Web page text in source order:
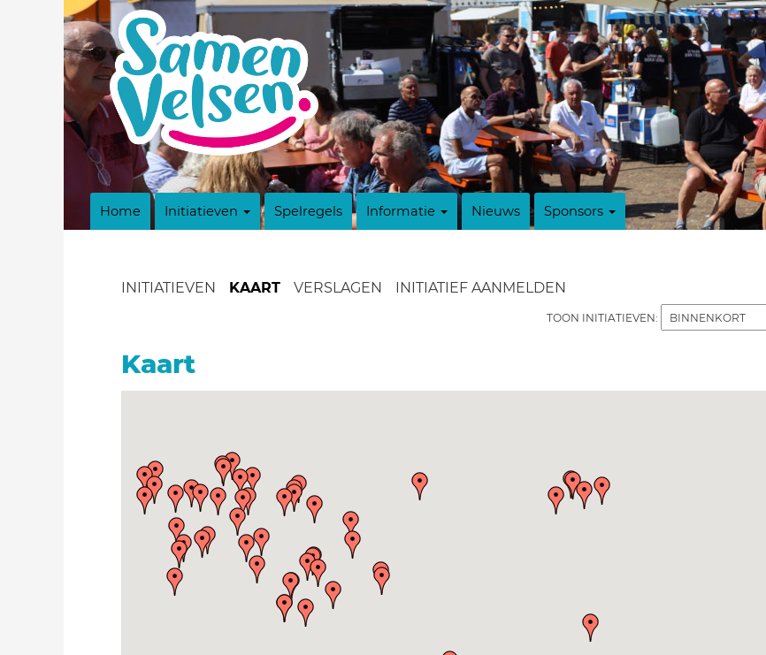
Home Initiatieven Spelregels Informatie Nieuws Sponsors
INITIATIEVEN KAART VERSLAGEN INITIATIEF AANMELDEN
TOON INITIATIEVEN:
Kaart